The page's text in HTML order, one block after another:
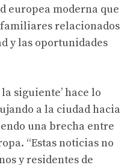
europea moderna que
relacionados
y las oportunidades
siguiente’ hace lo
a la ciudad hacia
una brecha entre
“Estas noticias no
y residentes de